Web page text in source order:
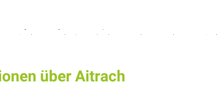
über Aitrach